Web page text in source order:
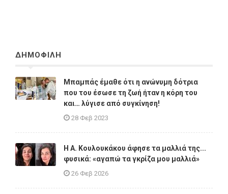
ΔΗΜΟΦΙΛΗ
Μπαμπάς έμαθε ότι η ανώνυμη δότρια
που του έσωσε τη ζωή ήταν η κόρη του
και… λύγισε από συγκίνηση!
28 Φεβ 2023
Η A. Κουλουκάκου άφησε τα μαλλιά της...
φυσικά: «αγαπώ τα γκρίζα μου μαλλιά»
26 Φεβ 2026